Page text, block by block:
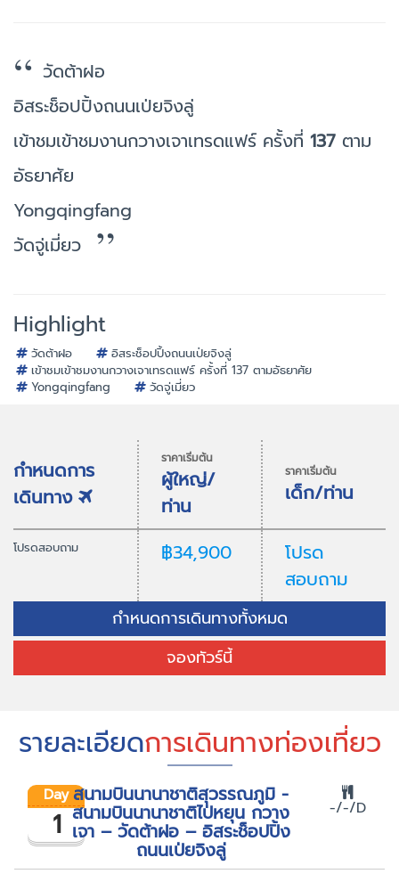
วัดต้าฝอ
อิสระช็อปปิ้งถนนเป่ยจิงลู่
เข้าชมเข้าชมงานกวางเจาเทรดแฟร์ ครั้งที่ 137 ตาม
อัธยาศัย
Yongqingfang
วัดจู่เมี่ยว
Highlight
วัดต้าฝอ
อิสระช็อปปิ้งถนนเป่ยจิงลู่
เข้าชมเข้าชมงานกวางเจาเทรดแฟร์ ครั้งที่ 137 ตามอัธยาศัย
Yongqingfang
วัดจู่เมี่ยว
กำหนดการ
เดินทาง
ราคาเริ่มต้น
ผู้ใหญ่/
ท่าน
ราคาเริ่มต้น
เด็ก/ท่าน
โปรดสอบถาม ฿34,900
โปรด
สอบถาม
กำหนดการเดินทางทั้งหมด
จองทัวร์นี้
รายละเอียดการเดินทางท่องเที่ยว
Day
1
สนามบินนานาชาติสุวรรณภูมิ -
สนามบินนานาชาติไป่หยุน กวาง
เจา – วัดต้าฝอ – อิสระช็อปปิ้ง
ถนนเป่ยจิงลู่
-/-/D